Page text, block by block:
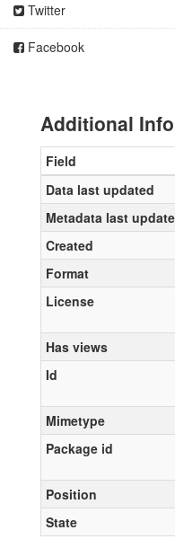
Twitter
Facebook
Additional
Field
Data last updated
Metadata last
Created
Format
License
Has views
Id
Mimetype
Package id
Position
State